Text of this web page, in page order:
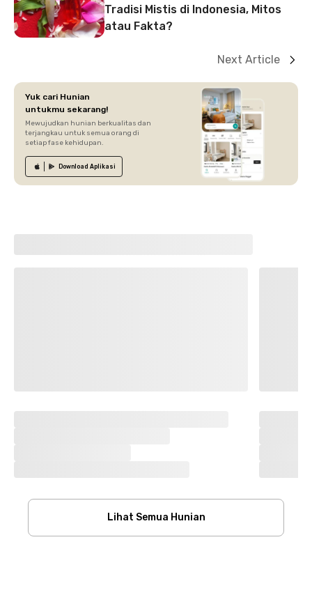
Tradisi Mistis di Indonesia, Mitos
atau Fakta?
Next Article
Yuk cari Hunian
untukmu sekarang!
Mewujudkan hunian berkualitas dan
terjangkau untuk semua orang di
setiap fase kehidupan.
Download Aplikasi
Lihat Semua Hunian